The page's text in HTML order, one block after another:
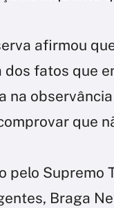
afirmou
fatos que
na
que
pelo Supremo
Braga